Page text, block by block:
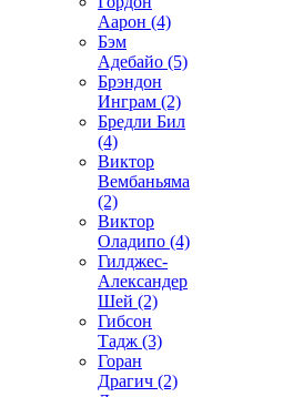
Аарон (4)
Бэм
Адебайо (5)
Брэндон
Инграм (2)
Бредли Бил
(4)
Виктор
Вембаньяма
(2)
Виктор
Оладипо (4)
Гилджес-
Александер
Шей (2)
Гибсон
Тадж (3)
Горан
Драгич (2)